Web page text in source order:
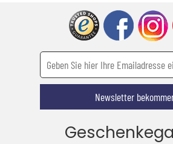
Newsletter